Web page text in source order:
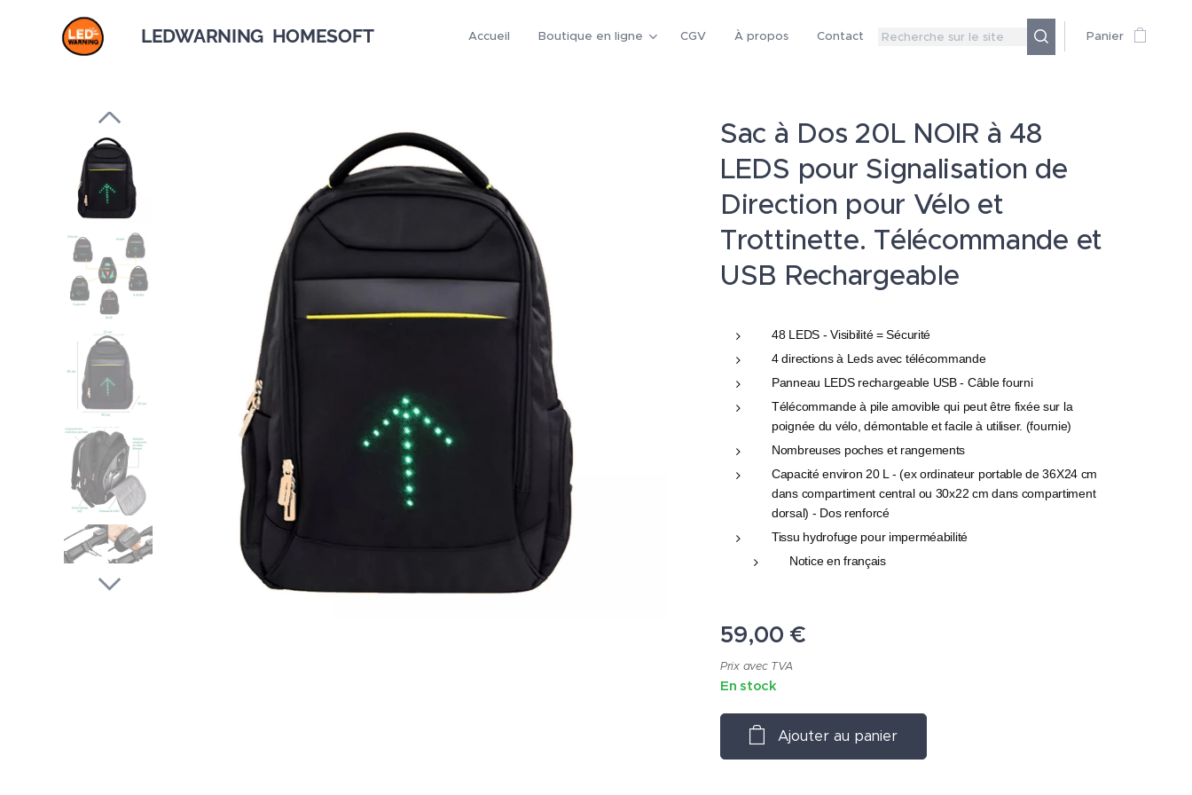
LEDWARNING HOMESOFT Accueil Boutique en ligne CGV À propos Contact Panier
Sac à Dos 20L NOIR à 48
LEDS pour Signalisation de
Direction pour Vélo et
Trottinette. Télécommande et
USB Rechargeable
48 LEDS - Visibilité = Sécurité
4 directions à Leds avec télécommande
Panneau LEDS rechargeable USB - Câble fourni
Télécommande à pile amovible qui peut être fixée sur la
poignée du vélo, démontable et facile à utiliser. (fournie)
Nombreuses poches et rangements
Capacité environ 20 L - (ex ordinateur portable de 36X24 cm
dans compartiment central ou 30x22 cm dans compartiment
dorsal) - Dos renforcé
Tissu hydrofuge pour imperméabilité
Notice en français
59,00 €
Prix avec TVA
En stock
Ajouter au panier